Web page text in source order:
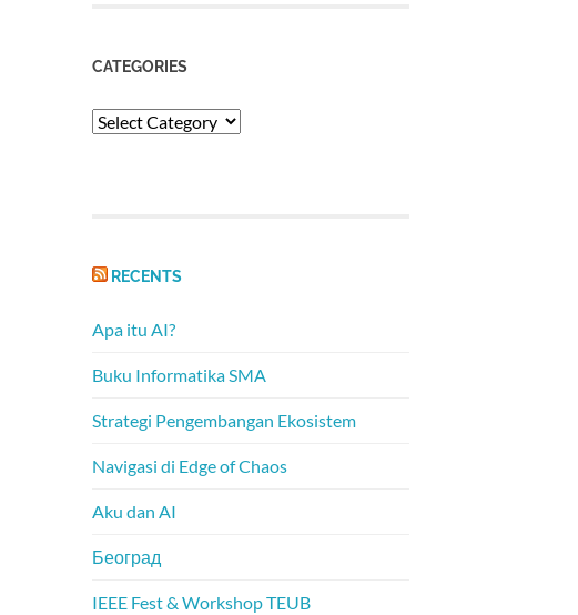
CATEGORIES
Categories
RECENTS
Apa itu AI?
Buku Informatika SMA
Strategi Pengembangan Ekosistem
Navigasi di Edge of Chaos
Aku dan AI
Београд
IEEE Fest & Workshop TEUB